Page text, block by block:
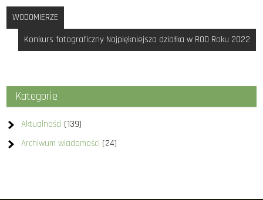
Nawigacja
wpisu
WODOMIERZE
Konkurs fotograficzny Najpiękniejsza działka w ROD Roku 2022
Kategorie
Aktualności (139)
Archiwum wiadomości (24)